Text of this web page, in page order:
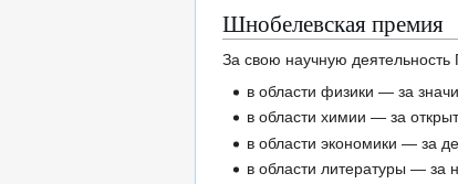
Шнобелевская премия
За свою научную
в области физики — за
в области химии — за
в области экономики — за
в области литературы — за